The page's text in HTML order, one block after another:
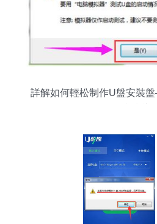
詳解如何輕松制作U盤安裝